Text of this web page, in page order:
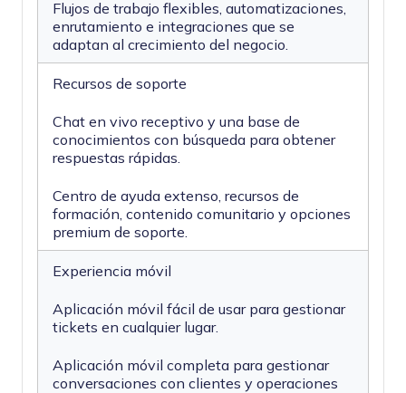
Flujos de trabajo flexibles, automatizaciones,
enrutamiento e integraciones que se
adaptan al crecimiento del negocio.
Recursos de soporte
Chat en vivo receptivo y una base de
conocimientos con búsqueda para obtener
respuestas rápidas.
Centro de ayuda extenso, recursos de
formación, contenido comunitario y opciones
premium de soporte.
Experiencia móvil
Aplicación móvil fácil de usar para gestionar
tickets en cualquier lugar.
Aplicación móvil completa para gestionar
conversaciones con clientes y operaciones